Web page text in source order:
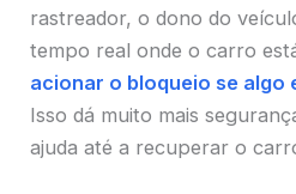
rastreador, o dono do
tempo real onde o carro
acionar o bloqueio se
Isso dá muito mais
ajuda até a recuperar o